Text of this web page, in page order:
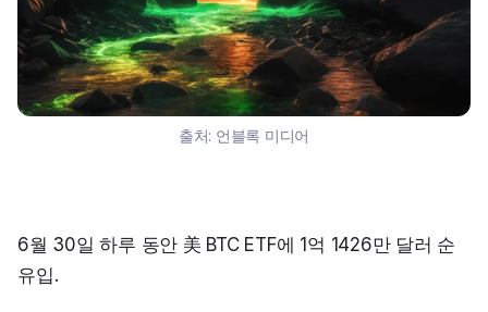
출처: 언블록 미디어
6월 30일 하루 동안 美 BTC ETF에 1억 1426만 달러 순
유입.